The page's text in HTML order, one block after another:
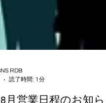
読了時間: 1分